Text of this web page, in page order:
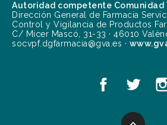
Autoridad competente Comunidad
Dirección General de Farmacia
Control y Vigilancia de Productos
C/ Micer Mascó, 31-33 · 46010
socvpf.dgfarmacia@gva.es ·